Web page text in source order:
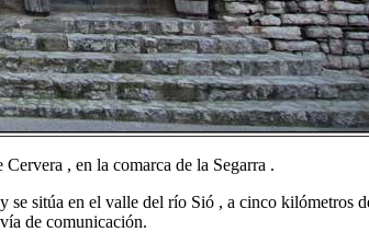
, en la comarca de la Segarra .
se sitúa en el valle del río Sió , a cinco kilómetros
de comunicación.